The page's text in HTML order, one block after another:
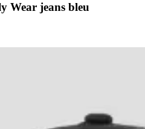
Wear jeans bleu